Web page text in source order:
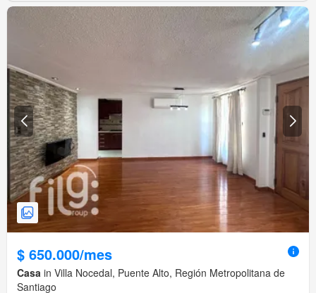
$ 650.000/mes
Casa in Villa Nocedal, Puente Alto, Región Metropolitana de
Santiago